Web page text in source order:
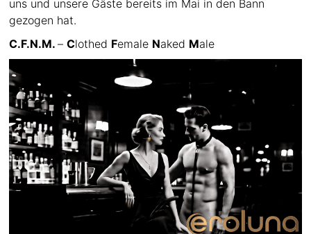
uns und unsere Gäste bereits im Mai in den Bann
gezogen hat.
C.F.N.M.–Clothed Female Naked Male